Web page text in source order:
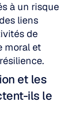
à un risque
liens
de
moral et
et les
ils le